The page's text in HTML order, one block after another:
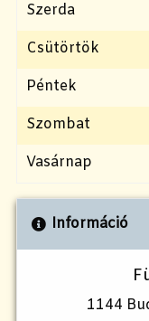
Szerda
Csütörtök
Péntek
Szombat
Vasárnap
Információ
1144